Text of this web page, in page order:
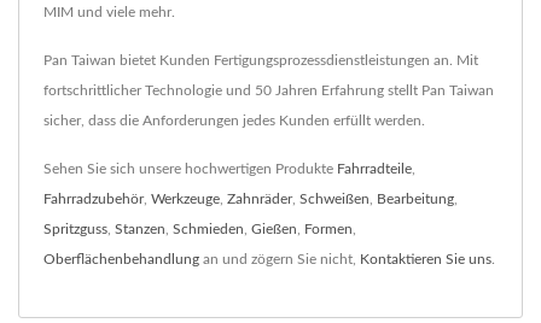
MIM und viele mehr.
Pan Taiwan bietet Kunden Fertigungsprozessdienstleistungen an. Mit
fortschrittlicher Technologie und 50 Jahren Erfahrung stellt Pan Taiwan
sicher, dass die Anforderungen jedes Kunden erfüllt werden.
Sehen Sie sich unsere hochwertigen Produkte Fahrradteile
Fahrradzubehör, Werkzeuge Zahnräder, Schweißen Bearbeitung
Spritzguss Stanzen Schmieden Gießen Formen
Oberflächenbehandlung an und zögern Sie nicht, Kontaktieren Sie uns